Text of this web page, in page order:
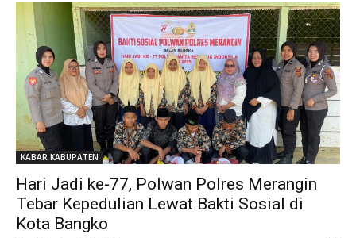
KABAR KABUPATEN
Hari Jadi ke-77, Polwan Polres Merangin
Tebar Kepedulian Lewat Bakti Sosial di
Kota Bangko